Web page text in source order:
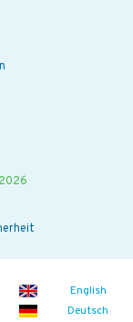
English
Deutsch